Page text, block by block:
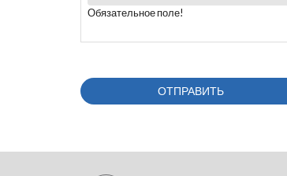
Обязательное поле!